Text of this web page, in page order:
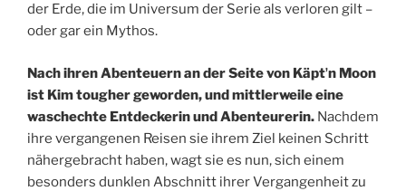
der Erde, die im Universum der Serie als verloren gilt –
oder gar ein Mythos.
Nach ihren Abenteuern an der Seite von Käptʼn Moon
ist Kim tougher geworden, und mittlerweile eine
waschechte Entdeckerin und Abenteurerin. Nachdem
ihre vergangenen Reisen sie ihrem Ziel keinen Schritt
nähergebracht haben, wagt sie es nun, sich einem
besonders dunklen Abschnitt ihrer Vergangenheit zu